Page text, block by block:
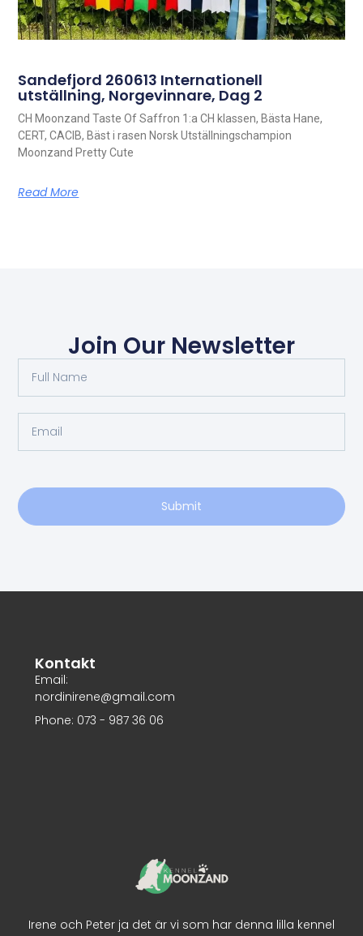
Sandefjord 260613 Internationell
utställning, Norgevinnare, Dag 2
CH Moonzand Taste Of Saffron 1:a CH klassen, Bästa Hane,
CERT, CACIB, Bäst i rasen Norsk Utställningschampion
Moonzand Pretty Cute
Read More
Join Our Newsletter
Submit
Irene och Peter ja det är vi som har denna lilla kennel
Kontakt
Email:
nordinirene@gmail.com
Phone: 073 - 987 36 06